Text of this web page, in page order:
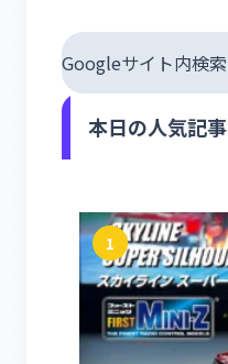
Googleサイト内検索
本日の人気記事
1